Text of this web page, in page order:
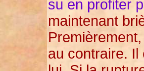
su en profiter
maintenant
au contraire.